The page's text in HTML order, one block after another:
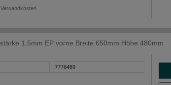
Versandkosten
1,5mm EP vorne Breite 650mm Höhe 480mm
7776489